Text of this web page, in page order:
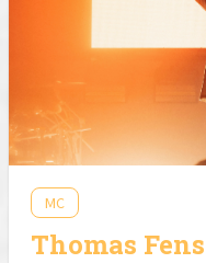
MC
Thomas Fens